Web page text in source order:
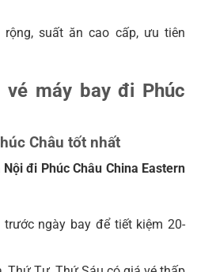
rộng, suất ăn cao cấp, ưu tiên
vé máy bay đi Phúc
Châu tốt nhất
đi Phúc Châu China Eastern
trước ngày bay để tiết kiệm 20-